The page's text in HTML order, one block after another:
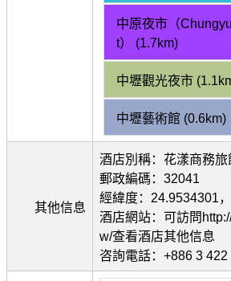
中原夜市（
t） (1.7km)
中壢觀光夜市
中壢藝術館 (0.6km)
其他信息
酒店別稱：花漾商務旅
郵政編碼：32041
經緯度：24.9534301
酒店網站：可訪問
w/查看酒店其他信息
咨詢電話：+886 3 422